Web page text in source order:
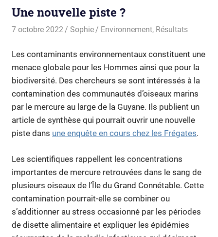
Une nouvelle piste ?
7 octobre 2022 Sophie Environnement, Résultats
Les contaminants environnementaux constituent une
menace globale pour les Hommes ainsi que pour la
biodiversité. Des chercheurs se sont intéressés à la
contamination des communautés d’oiseaux marins
par le mercure au large de la Guyane. Ils publient un
article de synthèse qui pourrait ouvrir une nouvelle
piste dans une enquête en cours chez les Frégates.
Les scientifiques rappellent les concentrations
importantes de mercure retrouvées dans le sang de
plusieurs oiseaux de l’Île du Grand Connétable. Cette
contamination pourrait-elle se combiner ou
s’additionner au stress occasionné par les périodes
de disette alimentaire et expliquer les épidémies